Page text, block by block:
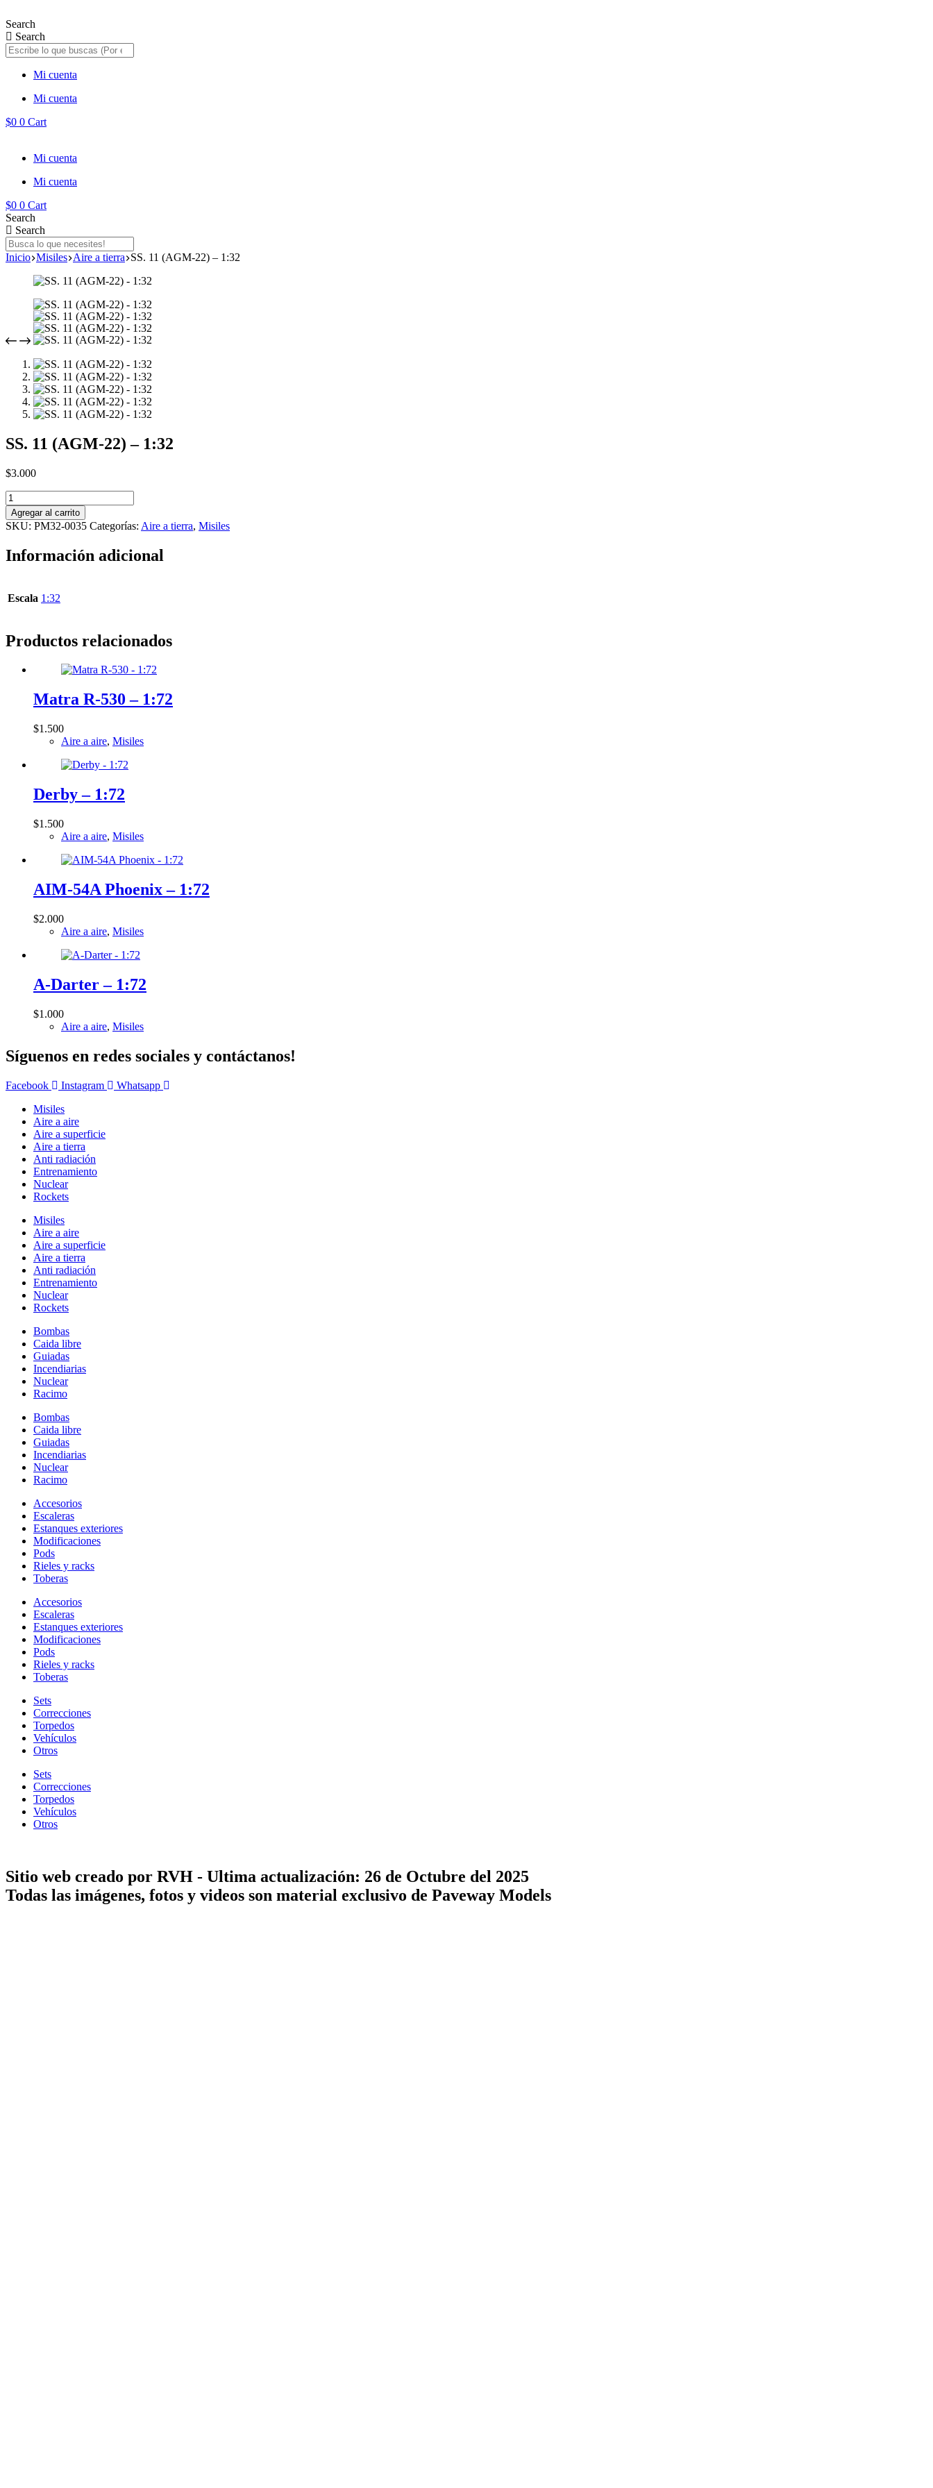
al
contenido
Search
Search
Mi cuenta
Mi cuenta
$0 0 Cart
Mi cuenta
Mi cuenta
$0 0 Cart
Search
Search
Inicio Misiles Aire a tierra SS. 11 (AGM-22) – 1:32
SS. 11 (AGM-22) – 1:32
$3.000
SS.
11
(AGM-
22)
1:32
Agregar al carrito
SKU: PM32-0035 Categorías: Aire a tierra, Misiles
Información adicional
Escala 1:32
Productos relacionados
Matra R-530 – 1:72
$1.500
Aire a aire, Misiles
Derby – 1:72
$1.500
Aire a aire, Misiles
AIM-54A Phoenix – 1:72
$2.000
Aire a aire, Misiles
A-Darter – 1:72
$1.000
Aire a aire, Misiles
Síguenos en redes sociales y contáctanos!
Facebook Instagram
Whatsapp
Misiles
Aire a aire
Aire a superficie
Aire a tierra
Anti radiación
Entrenamiento
Nuclear
Rockets
Misiles
Aire a aire
Aire a superficie
Aire a tierra
Anti radiación
Entrenamiento
Nuclear
Rockets
Bombas
Caida libre
Guiadas
Incendiarias
Nuclear
Racimo
Bombas
Caida libre
Guiadas
Incendiarias
Nuclear
Racimo
Accesorios
Escaleras
Estanques exteriores
Modificaciones
Pods
Rieles y racks
Toberas
Accesorios
Escaleras
Estanques exteriores
Modificaciones
Pods
Rieles y racks
Toberas
Sets
Correcciones
Torpedos
Vehículos
Otros
Sets
Correcciones
Torpedos
Vehículos
Otros
Sitio web creado por RVH - Ultima actualización: 26 de Octubre del 2025
Todas las imágenes, fotos y videos son material exclusivo de Paveway Models